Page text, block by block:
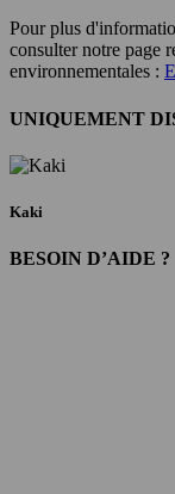
Pour plus
consulter notre page
environnementales :
UNIQUEMENT
Kaki
BESOIN D’AIDE ?